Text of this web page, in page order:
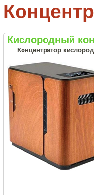
Кислородный
Концентратор